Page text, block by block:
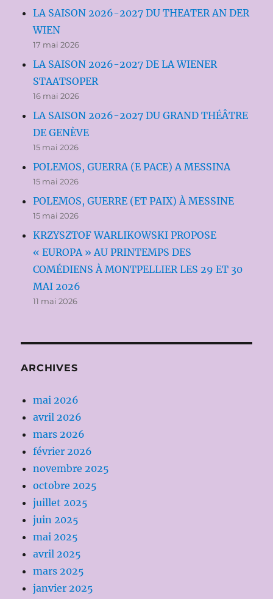
LA SAISON 2026-2027 DU THEATER AN DER
WIEN
17 mai 2026
LA SAISON 2026-2027 DE LA WIENER
STAATSOPER
16 mai 2026
LA SAISON 2026-2027 DU GRAND THÉÂTRE
DE GENÈVE
15 mai 2026
POLEMOS, GUERRA (E PACE) A MESSINA
15 mai 2026
POLEMOS, GUERRE (ET PAIX) À MESSINE
15 mai 2026
KRZYSZTOF WARLIKOWSKI PROPOSE
« EUROPA » AU PRINTEMPS DES
COMÉDIENS À MONTPELLIER LES 29 ET 30
MAI 2026
11 mai 2026
ARCHIVES
mai 2026
avril 2026
mars 2026
février 2026
novembre 2025
octobre 2025
juillet 2025
juin 2025
mai 2025
avril 2025
mars 2025
janvier 2025